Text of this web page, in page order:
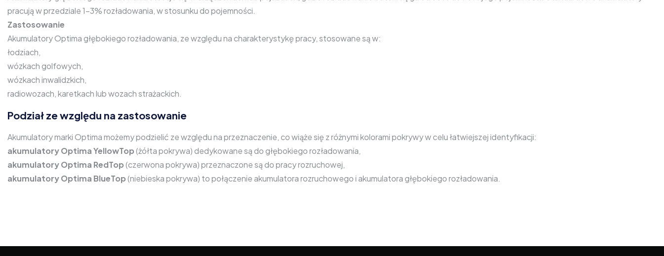
pracują w przedziale 1-3% rozładowania, w stosunku do pojemności.
Zastosowanie
Akumulatory Optima głębokiego rozładowania, ze względu na charakterystykę pracy, stosowane są w:
łodziach,
wózkach golfowych,
wózkach inwalidzkich,
radiowozach, karetkach lub wozach strażackich.
Podział ze względu na zastosowanie
Akumulatory marki Optima możemy podzielić ze względu na przeznaczenie, co wiąże się z różnymi kolorami pokrywy w celu łatwiejszej identyfikacji:
akumulatory Optima YellowTop(żółta pokrywa) dedykowane są do głębokiego rozładowania,
akumulatory Optima RedTop(czerwona pokrywa) przeznaczone są do pracy rozruchowej,
akumulatory Optima BlueTop(niebieska pokrywa) to połączenie akumulatora rozruchowego i akumulatora głębokiego rozładowania.